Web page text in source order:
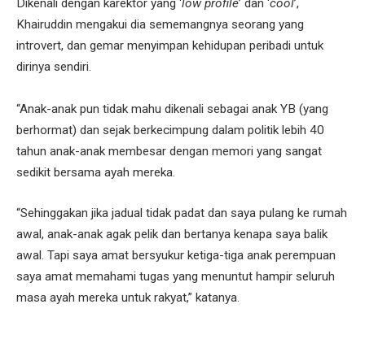
Dikenali dengan karektor yang ‘low profile’ dan ‘cool’,
Khairuddin mengakui dia sememangnya seorang yang
introvert, dan gemar menyimpan kehidupan peribadi untuk
dirinya sendiri.
“Anak-anak pun tidak mahu dikenali sebagai anak YB (yang
berhormat) dan sejak berkecimpung dalam politik lebih 40
tahun anak-anak membesar dengan memori yang sangat
sedikit bersama ayah mereka.
“Sehinggakan jika jadual tidak padat dan saya pulang ke rumah
awal, anak-anak agak pelik dan bertanya kenapa saya balik
awal. Tapi saya amat bersyukur ketiga-tiga anak perempuan
saya amat memahami tugas yang menuntut hampir seluruh
masa ayah mereka untuk rakyat,” katanya.